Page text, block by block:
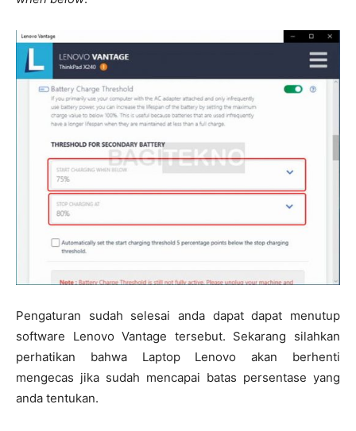
Pengaturan sudah selesai anda dapat dapat menutup
software Lenovo Vantage tersebut. Sekarang silahkan
perhatikan bahwa Laptop Lenovo akan berhenti
mengecas jika sudah mencapai batas persentase yang
anda tentukan.